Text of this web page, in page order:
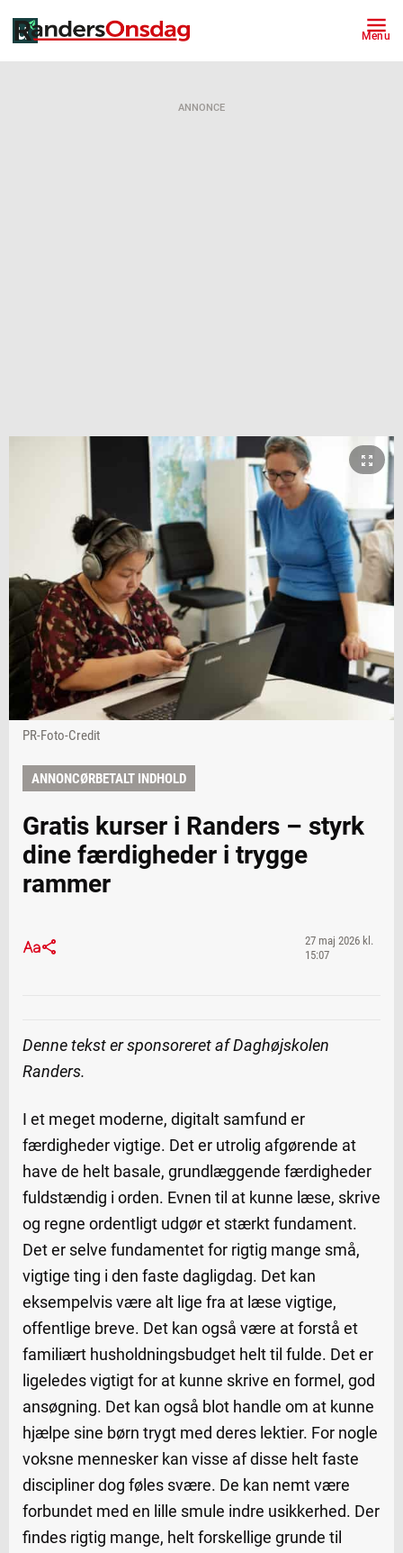
Menu
ANNONCE
PR-Foto-Credit
ANNONCØRBETALT INDHOLD
Gratis kurser i Randers – styrk
dine færdigheder i trygge
rammer
27 maj 2026 kl.
15:07
Denne tekst er sponsoreret af Daghøjskolen
Randers.
I et meget moderne, digitalt samfund er
færdigheder vigtige. Det er utrolig afgørende at
have de helt basale, grundlæggende færdigheder
fuldstændig i orden. Evnen til at kunne læse, skrive
og regne ordentligt udgør et stærkt fundament.
Det er selve fundamentet for rigtig mange små,
vigtige ting i den faste dagligdag. Det kan
eksempelvis være alt lige fra at læse vigtige,
offentlige breve. Det kan også være at forstå et
familiært husholdningsbudget helt til fulde. Det er
ligeledes vigtigt for at kunne skrive en formel, god
ansøgning. Det kan også blot handle om at kunne
hjælpe sine børn trygt med deres lektier. For nogle
voksne mennesker kan visse af disse helt faste
discipliner dog føles svære. De kan nemt være
forbundet med en lille smule indre usikkerhed. Der
findes rigtig mange, helt forskellige grunde til